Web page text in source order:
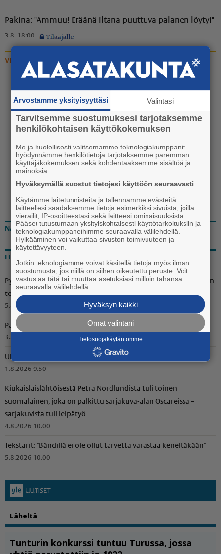
Pakina: "Ammuu! Eräänä iltana puuttuva palanen löytyi"
3.8. 18:00
VIDEOT
katoaminen Euran
koulukeskuksen katukuvasta
käynnistyi
NÄKÖISLEHTI
LUETUIMMAT
Pyöröpaalien suojamuovit oli revitty rikki Voitoisissa – Ilkivallan
tekijäksi paljastui suurpeto
5.8.2026 15.50
Paneliapäivä tuo yhteen nykyiset ja entiset kyläläiset
3.8.2026 10.15
Ulosajo Paneliassa
1.8.2026 9.50
Kiukais­lais­läh­töi­sestä Petra Nordlundista tuli toinen
suomalainen, joka on palkittu sarjakuva-alan Oscareissa –
sarjakuvista tuli leipätyö
4.8.2026 10.00
Tekstarit: "Bändillä ei ole ollut tarvetta varastaa keneltäkään"
5.8.2026 10.00
Arvostamme yksityisyyttäsi Valintasi
Tarvitsemme suostumuksesi tarjotaksemme
henkilökohtaisen käyttökokemuksen
Me ja huolellisesti valitsemamme teknologiakumppanit
hyödynnämme henkilötietoja tarjotaksemme paremman
käyttäjäkokemuksen sekä kohdentaaksemme sisältöä ja
mainoksia.
Hyväksymällä suostut tietojesi käyttöön seuraavasti
Käytämme laitetunnisteita ja tallennamme evästeitä
laitteellesi saadaksemme tietoja esimerkiksi sivuista, joilla
vierailit, IP-osoitteestasi sekä laitteesi ominaisuuksista.
Pääset tutustumaan yksityiskohtaisesti käyttötarkoituksiin ja
teknologiakumppaneihimme seuraavalla välilehdellä.
Hylkääminen voi vaikuttaa sivuston toimivuuteen ja
käytettävyyteen.
Jotkin teknologiamme voivat käsitellä tietoja myös ilman
suostumusta, jos niillä on siihen oikeutettu peruste. Voit
vastustaa tätä tai muuttaa asetuksiasi milloin tahansa
seuraavalla välilehdellä.
Hyväksyn kaikki
Omat valintani
Tietosuojakäytäntömme